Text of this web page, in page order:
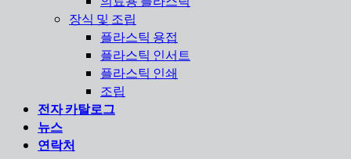
장식 및 조립
플라스틱 용접
플라스틱 인서트
플라스틱 인쇄
조립
전자 카탈로그
뉴스
연락처